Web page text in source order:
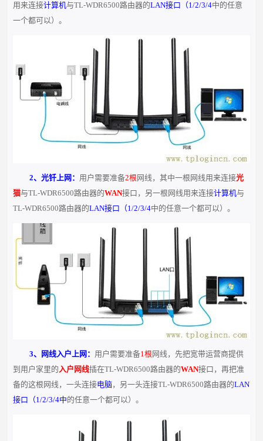
用来连接计算机与TL-WDR6500路由器的LAN接口（1/2/3/4中的任意
一个都可以）。
2、光钎上网： 用户需要准备2根 网线，其中一根网线用来连接光
猫与TL-WDR6500路由器的WAN接口，另一根网线用来连接计算机与
TL-WDR6500路由器的LAN接口（1/2/3/4中的任意一个都可以）。
3、网线入户上网： 用户需要准备1根 网线，先把宽带运营商提供
到用户家里的入户网线插在TL-WDR6500路由器的WAN接口，再把准
备的这根网线，一头连接电脑，另一头连接TL-WDR6500路由器的LAN
接口（1/2/3/4中的任意一个都可以）。